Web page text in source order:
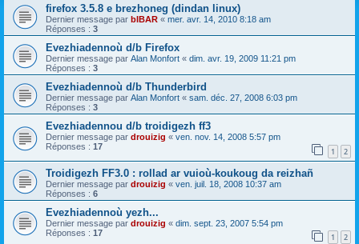
firefox 3.5.8 e brezhoneg (dindan linux)
Dernier message par bIBAR « mer. avr. 14, 2010 8:18 am
Réponses : 3
Evezhiadennoù d/b Firefox
Dernier message par Alan Monfort « dim. avr. 19, 2009 11:21 pm
Réponses : 3
Evezhiadennoù d/b Thunderbird
Dernier message par Alan Monfort « sam. déc. 27, 2008 6:03 pm
Réponses : 3
Evezhiadennou d/b troidigezh ff3
Dernier message par drouizig « ven. nov. 14, 2008 5:57 pm
Réponses : 17 1 2
Troidigezh FF3.0 : rollad ar vuioù-koukoug da reizhañ
Dernier message par drouizig « ven. juil. 18, 2008 10:37 am
Réponses : 6
Evezhiadennoù yezh...
Dernier message par drouizig « dim. sept. 23, 2007 5:54 pm
Réponses : 17 1 2